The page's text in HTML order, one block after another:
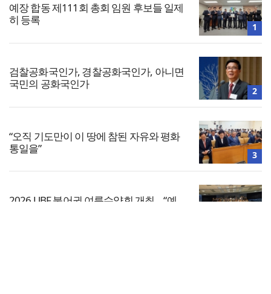
예장 합동 제111회 총회 임원 후보들 일제
히 등록
1
검찰공화국인가, 경찰공화국인가, 아니면
국민의 공화국인가
2
“오직 기도만이 이 땅에 참된 자유와 평화
통일을”
3
2026 UBF 불어권 여름수양회 개최… “예